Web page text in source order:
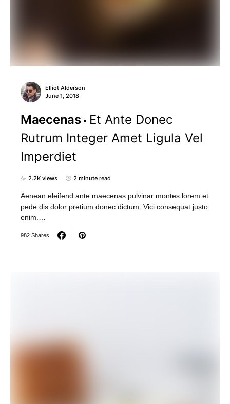
Elliot Alderson
June 1, 2018
Maecenas
Et Ante Donec
Rutrum Integer Amet Ligula Vel
Imperdiet
2.2K views 2 minute read
Aenean eleifend ante maecenas pulvinar montes lorem et
pede dis dolor pretium donec dictum. Vici consequat justo
enim.…
982 Shares